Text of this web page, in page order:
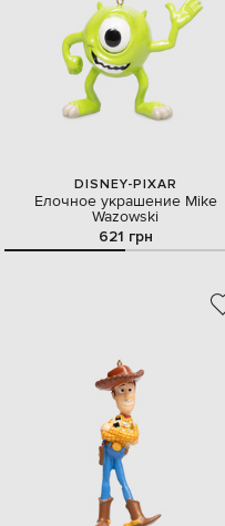
DISNEY-PIXAR
Елочное украшение Mike
Wazowski
621 грн